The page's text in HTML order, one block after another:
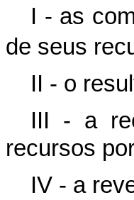
I - as
de seus
II - o
III - a
recursos
IV - a